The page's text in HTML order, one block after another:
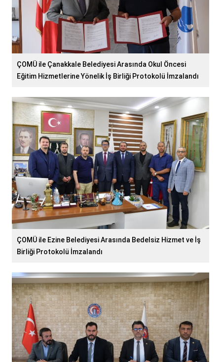
ÇOMÜ ile Çanakkale Belediyesi Arasında Okul Öncesi
Eğitim Hizmetlerine Yönelik İş Birliği Protokolü İmzalandı
ÇOMÜ ile Ezine Belediyesi Arasında Bedelsiz Hizmet ve İş
Birliği Protokolü İmzalandı